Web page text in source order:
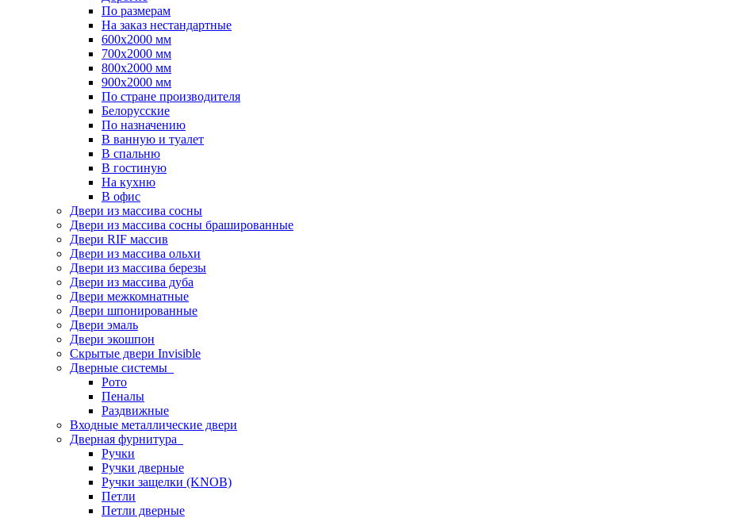
По размерам
На заказ нестандартные
600х2000 мм
700х2000 мм
800х2000 мм
900х2000 мм
По стране производителя
Белорусские
По назначению
В ванную и туалет
В спальню
В гостиную
На кухню
В офис
Двери из массива сосны
Двери из массива сосны брашированные
Двери RIF массив
Двери из массива ольхи
Двери из массива березы
Двери из массива дуба
Двери межкомнатные
Двери шпонированные
Двери эмаль
Двери экошпон
Скрытые двери Invisible
Дверные системы
Рото
Пеналы
Раздвижные
Входные металлические двери
Дверная фурнитура
Ручки
Ручки дверные
Ручки защелки (KNOB)
Петли
Петли дверные